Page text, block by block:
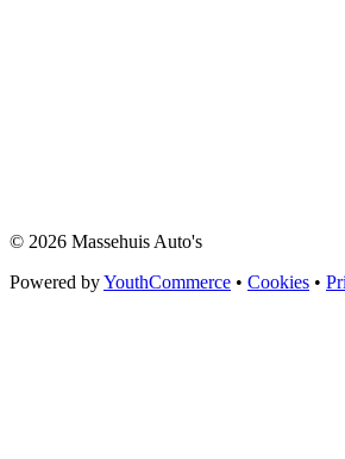
© 2026 Massehuis Auto's
Powered byYouthCommerce • Cookies •